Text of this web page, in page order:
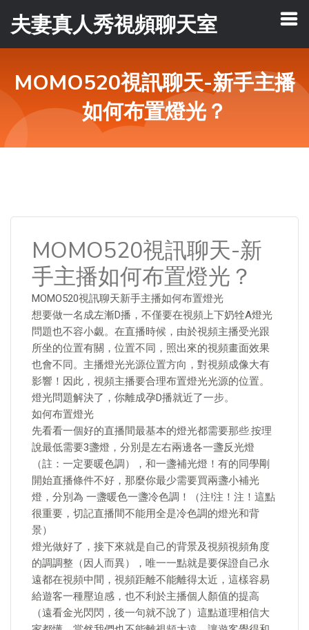
夫妻真人秀視頻聊天室
MOMO520視訊聊天-新手主播
如何布置燈光？
MOMO520視訊聊天-新
手主播如何布置燈光？
MOMO520視訊聊天新手主播如何布置燈光
想要做一名成左漸D播，不僅要在視頻上下奶牷A燈光
問題也不容小覷。在直播時候，由於視頻主播受光跟
所坐的位置有關，位置不同，照出來的視頻畫面效果
也會不同。主播燈光光源位置方向，對視頻成像大有
影響！因此，視頻主播要合理布置燈光光源的位置。
燈光問題解決了，你離成孕D播就近了一步。
如何布置燈光
先看看一個好的直播間最基本的燈光都需要那些.按理
說最低需要3盞燈，分別是左右兩邊各一盞反光燈
（註：一定要暖色調），和一盞補光燈！有的同學剛
開始直播條件不好，那麼你最少需要買兩盞小補光
燈，分別為 一盞暖色一盞冷色調！（注!注！注！這點
很重要，切記直播間不能用全是冷色調的燈光和背
景）
燈光做好了，接下來就是自己的背景及視頻視頻角度
的調調整（因人而異），唯一一點就是要保證自己永
遠都在視頻中間，視頻距離不能離得太近，這樣容易
給遊客一種壓迫感，也不利於主播個人顏值的提高
（遠看金光閃閃，後一句就不說了）這點道理相信大